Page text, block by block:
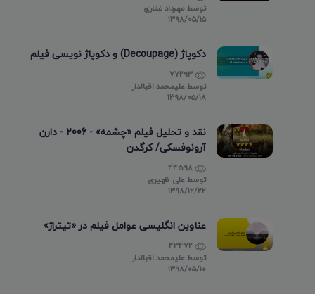
توسط مهرداد غفاری
۱۳۹۸/۰۵/۱۵
دکوپاژ (Decoupage) و دکوپاژ نویسی فیلم
توسطعلیمحمد اقبالدار
۱۳۹۸/۰۵/۱۸
نقد و تحلیل فیلم «چشمه» - 2006 - دارن
آرونوفسکی/ کرگدن
توسطعلی ظهیری
۱۳۹۸/۱۲/۲۲
عناوین انگلیسی عوامل فیلم در «تیتراژ»
توسطعلیمحمد اقبالدار
۱۳۹۸/۰۵/۱۰